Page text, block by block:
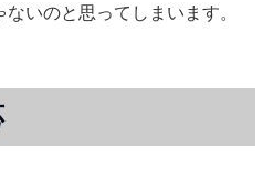
いのと思ってしまいます。